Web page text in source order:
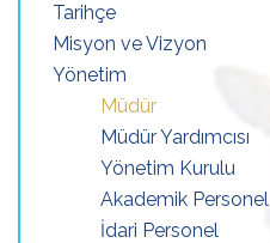
Tarihçe
Misyon ve Vizyon
Yönetim
Müdür
Müdür Yardımcısı
Yönetim Kurulu
Akademik Personel
İdari Personel